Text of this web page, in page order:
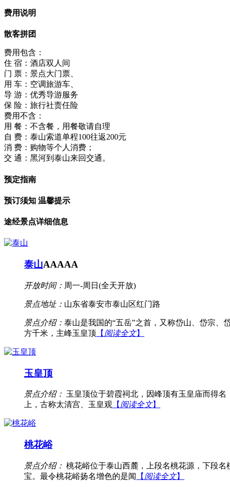
费用说明
散客拼团
费用包含：
住 宿：酒店双人间
门 票：景点大门票、
用 车：空调旅游车、
导 游：优秀导游服务
保 险：旅行社责任险
费用不含：
用 餐：不含餐，用餐敬请自理
自 费：泰山索道单程100往返200元
消 费：购物等个人消费；
交 通：黑河到泰山来回交通。
预定指南
预订须知 温馨提示
途经景点详细信息
泰山AAAAA
开放时间： 周一-周日(全天开放)
景点地址： 山东省泰安市泰山区红门路
景点介绍： 泰山是我国的“五岳”之首，又称岱山、岱宗、
方千米，主峰玉皇顶 【 阅读全文】
玉皇顶
景点介绍： 玉皇顶位于碧霞祠北，因峰顶有玉皇庙而得
上，古称太清宫、玉皇观 【 阅读全文】
桃花峪
景点介绍： 桃花峪位于泰山西麓，上段名桃花源，下段
宝。最令桃花峪扬名增色的是闻
【 阅读全文】